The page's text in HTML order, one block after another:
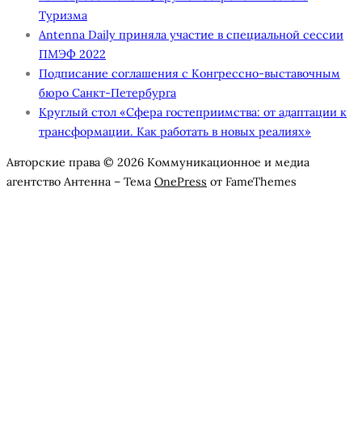
Туризма
Antenna Daily приняла участие в специальной сессии
ПМЭФ 2022
Подписание соглашения с Конгрессно-выставочным
бюро Санкт-Петербурга
Круглый стол «Сфера гостеприимства: от адаптации к
трансформации. Как работать в новых реалиях»
Авторские права © 2026 Коммуникационное и медиа
агентство Антенна – Тема OnePress от FameThemes